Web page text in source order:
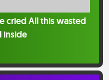
cried All this wasted
inside